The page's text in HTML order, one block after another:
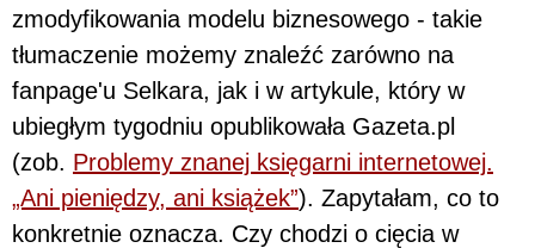
zmodyfikowania modelu biznesowego - takie
tłumaczenie możemy znaleźć zarówno na
fanpage'u Selkara, jak i w artykule, który w
ubiegłym tygodniu opublikowała Gazeta.pl
(zob. Problemy znanej księgarni internetowej.
„Ani pieniędzy, ani książek”). Zapytałam, co to
konkretnie oznacza. Czy chodzi o cięcia w